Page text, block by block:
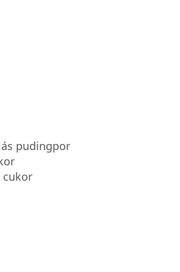
pudingpor
cukor